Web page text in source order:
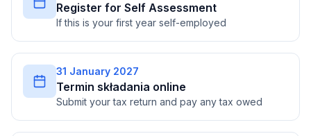
Register for Self Assessment
If this is your first year self-employed
31 January 2027
Termin składania online
Submit your tax return and pay any tax owed